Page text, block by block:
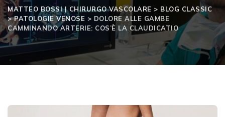
MATTEO BOSSI | CHIRURGO VASCOLARE > BLOG CLASSIC
>PATOLOGIE VENOSE > DOLORE ALLE GAMBE
CAMMINANDO ARTERIE: COS’È LA CLAUDICATIO